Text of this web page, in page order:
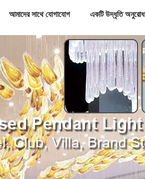
আমাদের সাথে যোগাযোগ একটি উদ্ধৃতি